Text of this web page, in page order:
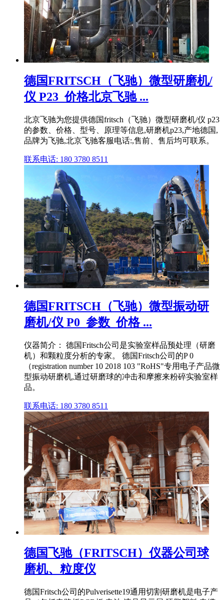
德国FRITSCH（飞驰）微型研磨机/
仪 P23_价格北京飞驰 ...
北京飞驰为您提供德国fritsch（飞驰）微型研磨机/仪 p23
的参数、价格、型号、原理等信息,研磨机p23,产地德国,
品牌为飞驰,北京飞驰客服电话:,售前、售后均可联系。
联系电话: 180 3780 8511
德国FRITSCH（飞驰）微型振动研
磨机/仪 P0_参数_价格 ...
仪器简介： 德国Fritsch公司是实验室样品预处理（研磨
机）和颗粒度分析的专家。 德国Fritsch公司的P 0
（registration number 10 2018 103 "RoHS"专用电子产品微
型振动研磨机,通过研磨球的冲击和摩擦来粉碎实验室样
品。
联系电话: 180 3780 8511
德国飞驰（FRITSCH）仪器公司球
磨机、粒度仪
德国Fritsch公司的Pulverisette19通用切割研磨机是电子产